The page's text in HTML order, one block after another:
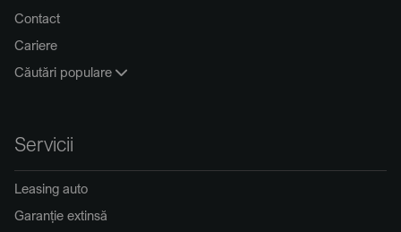
Contact
Cariere
Căutări populare
Servicii
Leasing auto
Garanție extinsă